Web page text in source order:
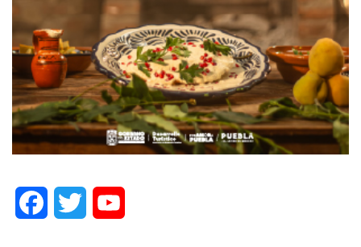
FacebookTwitter